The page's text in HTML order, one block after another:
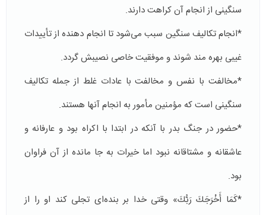
سنگینی از انجام آن كراهت دارند.
*انجام تكالیف سنگین سبب می‌شود تا انجام دهنده از تأییدات
غیبی بهره مند شوند و موفقیت خاصی نصیبش گردد.
*مخالفت با نفس و مخالفت با عادات غلط از جمله تكالیف
سنگینی است كه مؤمنین مأمور به انجام آنها هستند.
*حضور در جنگ بدر با آنكه در ابتدا با اكراه بود و عارفانه و
عاشقانه و مشتاقانه نبود اما خیرات به جا مانده از آن فراوان
بود.
*كَمَا أَخْرَجَكَ رَبُّكَ» وقتی خدا بر بنده‌ای تجلی كند او را از